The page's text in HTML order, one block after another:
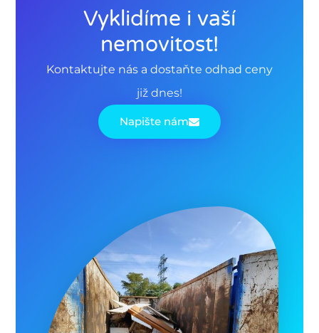
Vyklidíme i vaší
nemovitost!
Kontaktujte nás a dostaňte odhad ceny
již dnes!
Napište nám